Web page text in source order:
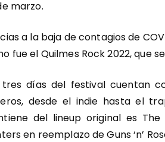
marzo.
a la baja de contagios de
fue el Quilmes Rock 2022, que
tres días del festival cuentan
desde el indie hasta el
del lineup original es
en reemplazo de Guns ‘n’